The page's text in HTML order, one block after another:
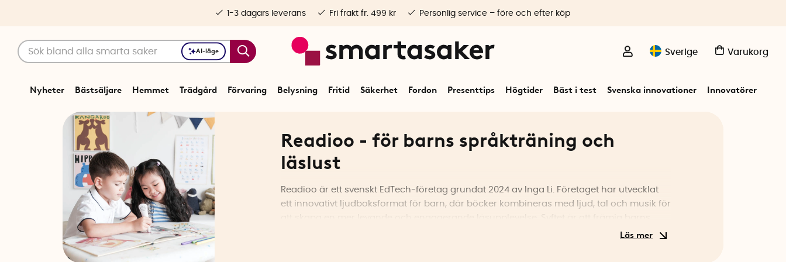
AI-läge Sverige Varukorg
Nyheter Bästsäljare Hemmet Trädgård Förvaring Belysning Fritid Säkerhet Fordon Presenttips Högtider Bäst i test Svenska innovationer Innovatörer
1-3 dagars leverans Fri frakt fr. 499 kr Personlig service – före och efter köp
Readioo - för barns språkträning och
läslust
Readioo är ett svenskt EdTech-företag grundat 2024 av Inga Li. Företaget har utvecklat
ett innovativt ljudboksformat för barn, där böcker kombineras med ljud, tal och musik för
läsförmåga och språkutveckling genom en metod som förenar traditionell bokläsning